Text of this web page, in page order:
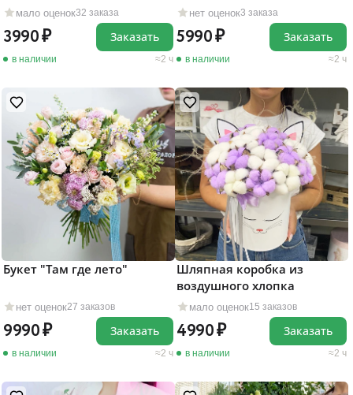
мало оценок32 заказа
3990
в наличии 2 ч
Заказать
нет оценок3 заказа
5990
в наличии 2 ч
Заказать
нет оценок27 заказов
Букет "Там где лето"
9990
в наличии 2 ч
Заказать
мало оценок15 заказов
Шляпная коробка из
воздушного хлопка
4990
в наличии 2 ч
Заказать